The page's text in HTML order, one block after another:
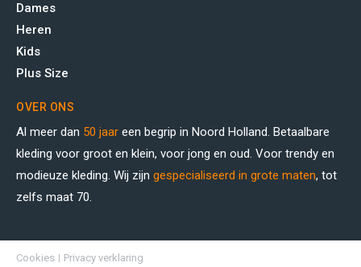
Dames
Heren
Kids
Plus Size
OVER ONS
Al meer dan 50 jaar een begrip in Noord Holland. Betaalbare
kleding voor groot en klein, voor jong en oud. Voor trendy en
modieuze kleding. Wij zijn gespecialiseerd in grote maten, tot
zelfs maat 70.
Cookies Privacy verklaring